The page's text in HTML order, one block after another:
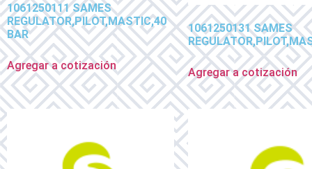
1061250111 SAMES
REGULATOR,PILOT,MASTIC,40
BAR
Agregar a cotización
1061250131 SAMES
Agregar a cotización